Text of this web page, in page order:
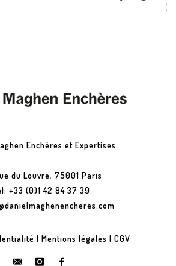
Enchères et Expertises
du Louvre, 75001 Paris
+33 (0)1 42 84 37 39
| Mentions légales | CGV